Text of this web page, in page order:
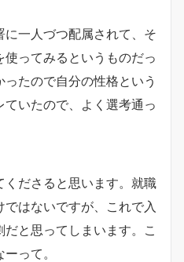
一人づつ配属されて、そ
ってみるというものだっ
たので自分の性格という
いたので、よく選考通っ
ださると思います。就職
はないですが、これで入
と思ってしまいます。こ
って。